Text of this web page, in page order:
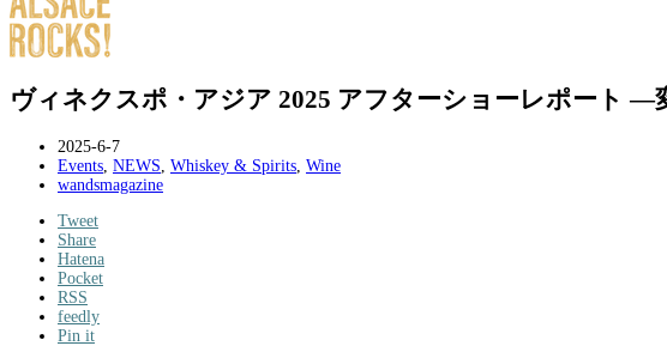
ヴィネクスポ・アジア 2025 アフターショーレポート
2025-6-7
Events NEWS Whiskey & Spirits Wine
wandsmagazine
Tweet
Share
Hatena
Pocket
RSS
feedly
Pin it